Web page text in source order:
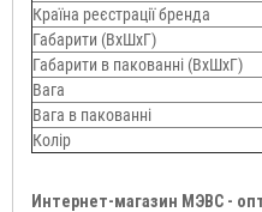
Країна реєстрації бренда
Габарити (ВхШхГ)
Габарити в пакованні (ВхШхГ)
Вага
Вага в пакованні
Колір
Интернет-магазин МЭВС -